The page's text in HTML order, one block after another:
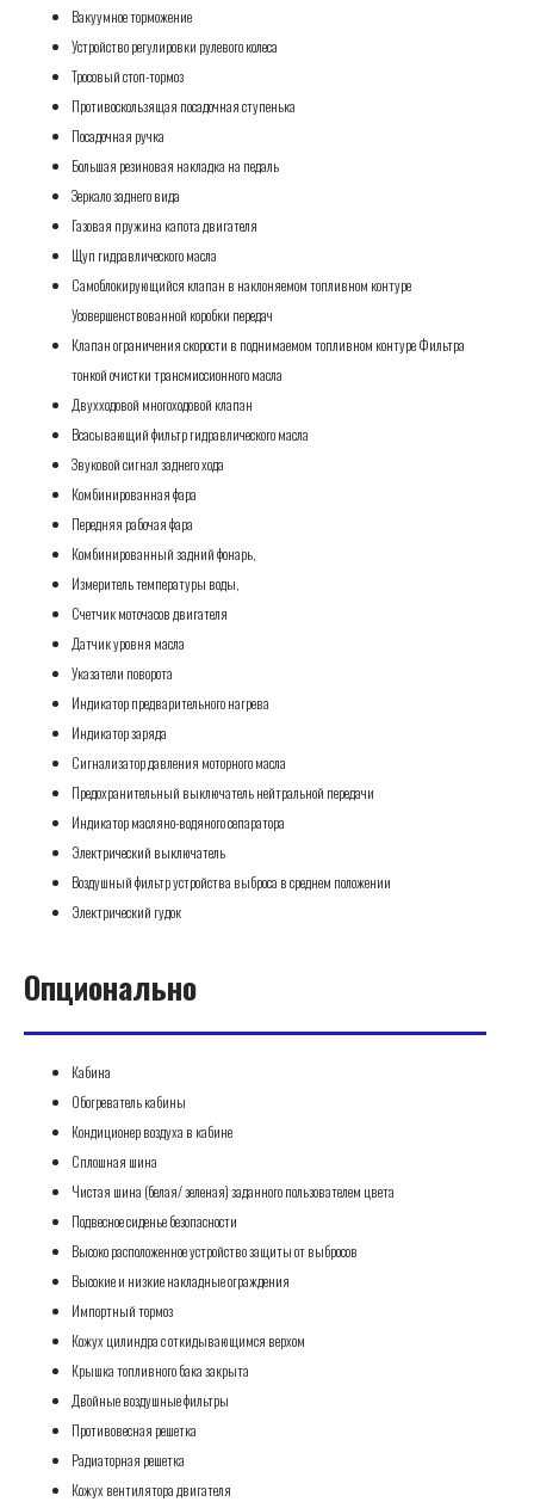
Вакуумное торможение
Устройство регулировки рулевого колеса
Тросовый стоп-тормоз
Противоскользящая посадочная ступенька
Посадочная ручка
Большая резиновая накладка на педаль
Зеркало заднего вида
Газовая пружина капота двигателя
Щуп гидравлического масла
Самоблокирующийся клапан в наклоняемом топливном контуре
Усовершенствованной коробки передач
Клапан ограничения скорости в поднимаемом топливном контуре Фильтра
тонкой очистки трансмиссионного масла
Двухходовой многоходовой клапан
Всасывающий фильтр гидравлического масла
Звуковой сигнал заднего хода
Комбинированная фара
Передняя рабочая фара
Комбинированный задний фонарь,
Измеритель температуры воды,
Счетчик моточасов двигателя
Датчик уровня масла
Указатели поворота
Индикатор предварительного нагрева
Индикатор заряда
Сигнализатор давления моторного масла
Предохранительный выключатель нейтральной передачи
Индикатор масляно-водяного сепаратора
Электрический выключатель
Воздушный фильтр устройства выброса в среднем положении
Электрический гудок
Опционально
Кабина
Обогреватель кабины
Кондиционер воздуха в кабине
Сплошная шина
Чистая шина (белая/ зеленая) заданного пользователем цвета
Подвесное сиденье безопасности
Высоко расположенное устройство защиты от выбросов
Высокие и низкие накладные ограждения
Импортный тормоз
Кожух цилиндра с откидывающимся верхом
Крышка топливного бака закрыта
Двойные воздушные фильтры
Противовесная решетка
Радиаторная решетка
Кожух вентилятора двигателя